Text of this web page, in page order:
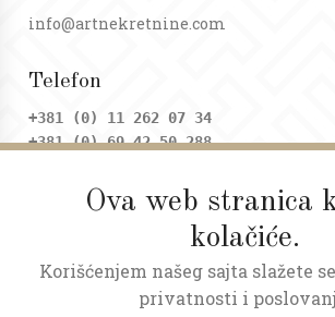
Ova web stranica
kolačiće.
Korišćenjem našeg sajta slažete
privatnosti i
info@artnekretnine.com
Telefon
+381 (0) 11 262 07 34
+381 (0) 69 42 50 288
Adresa
Dositejeva 9, Trg republike
Radno vreme